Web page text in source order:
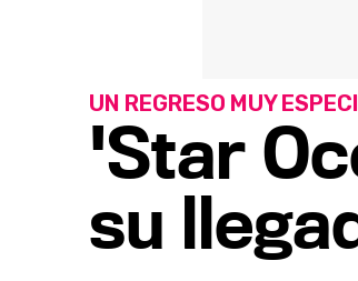
'Star
su
UN REGRESO MUY